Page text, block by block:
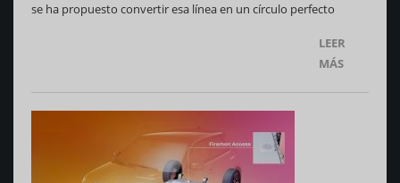
se ha propuesto convertir esa línea en un círculo perfecto
LEER
MÁS